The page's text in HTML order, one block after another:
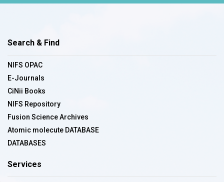
Search & Find
NIFS OPAC
E-Journals
CiNii Books
NIFS Repository
Fusion Science Archives
Atomic molecute DATABASE
DATABASES
Services